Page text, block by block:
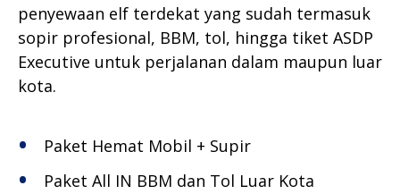
penyewaan elf terdekat yang sudah termasuk
sopir profesional, BBM, tol, hingga tiket ASDP
Executive untuk perjalanan dalam maupun luar
kota.
Paket Hemat Mobil + Supir
Paket All IN BBM dan Tol Luar Kota